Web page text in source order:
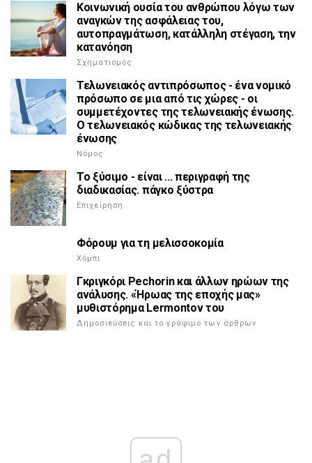
Κοινωνική ουσία του ανθρώπου λόγω των
αναγκών της ασφάλειας του,
αυτοπραγμάτωση, κατάλληλη στέγαση, την
κατανόηση
Σχηματισμός
Τελωνειακός αντιπρόσωπος - ένα νομικό
πρόσωπο σε μια από τις χώρες - οι
συμμετέχοντες της τελωνειακής ένωσης.
Ο τελωνειακός κώδικας της τελωνειακής
ένωσης
Νόμος
Το ξύσιμο - είναι ... περιγραφή της
διαδικασίας. πάγκο ξύστρα
Επιχείρηση
Φόρουμ για τη μελισσοκομία
Χόμπι
Γκριγκόρι Pechorin και άλλων ηρώων της
ανάλυσης. «Ήρωας της εποχής μας»
μυθιστόρημα Lermontov του
Δημοσιεύσεις και το γράψιμο των άρθρων